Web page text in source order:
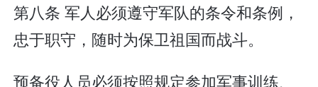
第八条 军人必须遵守军队的条令和条例，
忠于职守，随时为保卫祖国而战斗。
预备役人员必须按照规定参加军事训练、